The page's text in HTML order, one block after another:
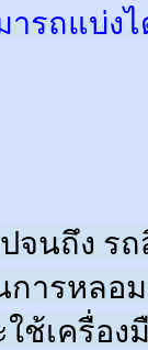
รถแบ่ง
จนถึง ร
การหลอ
ช้เครื่อง